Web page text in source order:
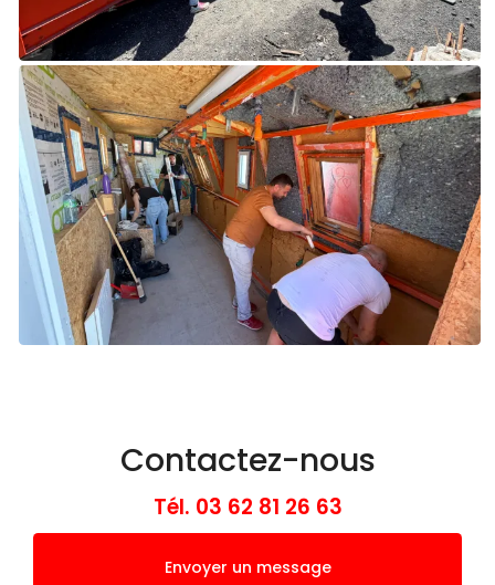
Contactez-nous
Tél. 03 62 81 26 63
Envoyer un message